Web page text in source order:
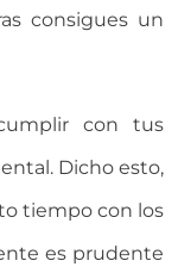
consigues un
con tus
Dicho esto,
tiempo con los
es prudente